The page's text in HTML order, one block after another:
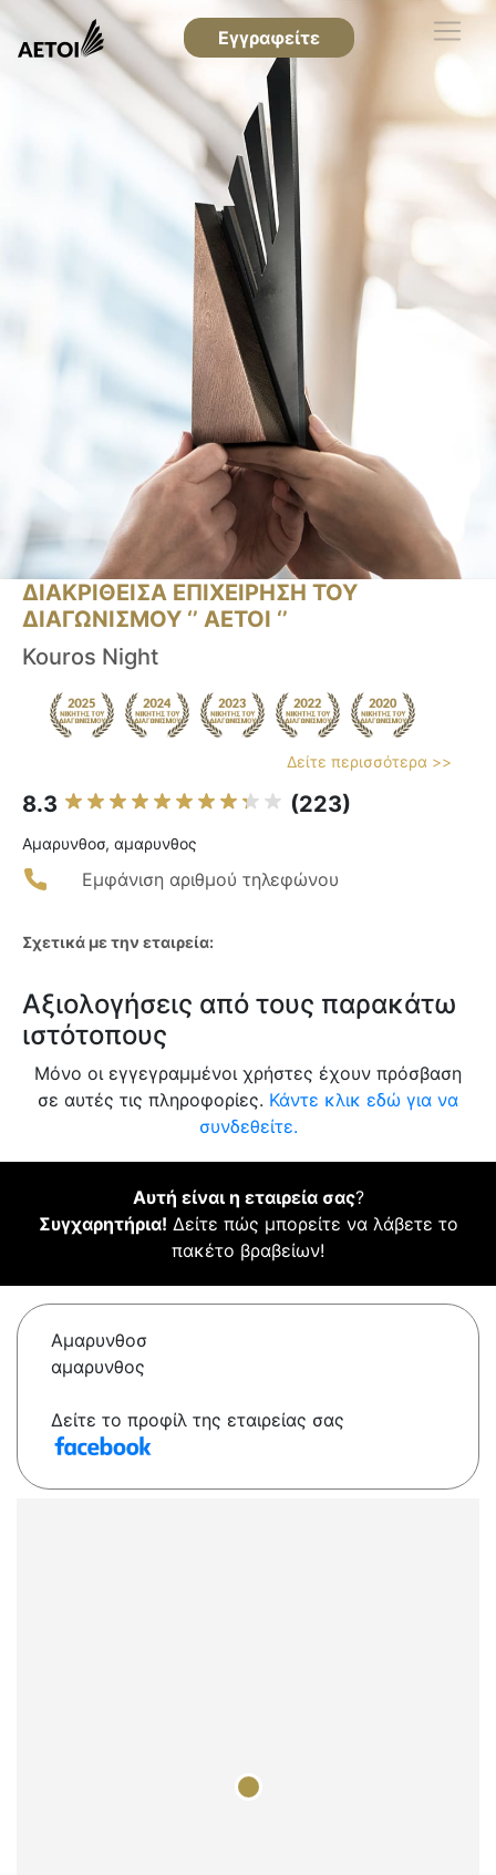
Εγγραφείτε
ΔΙΑΚΡΙΘΕΙΣΑ ΕΠΙΧΕΙΡΗΣΗ ΤΟΥ
ΔΙΑΓΩΝΙΣΜΟΥ ‘’ ΑΕΤΟΙ ‘’
Kouros Night
Δείτε περισσότερα >>
8.3 (223)
Αμαρυνθοσ, αμαρυνθος
Εμφάνιση αριθμού τηλεφώνου
Σχετικά με την εταιρεία:
Αξιολογήσεις από τους παρακάτω
ιστότοπους
Μόνο οι εγγεγραμμένοι χρήστες έχουν πρόσβαση
σε αυτές τις πληροφορίες. Κάντε κλικ εδώ για να
συνδεθείτε.
Αυτή είναι η εταιρεία σας?
Συγχαρητήρια! Δείτε πώς μπορείτε να λάβετε το
πακέτο βραβείων!
Αμαρυνθοσ
αμαρυνθος
Δείτε το προφίλ της εταιρείας σας